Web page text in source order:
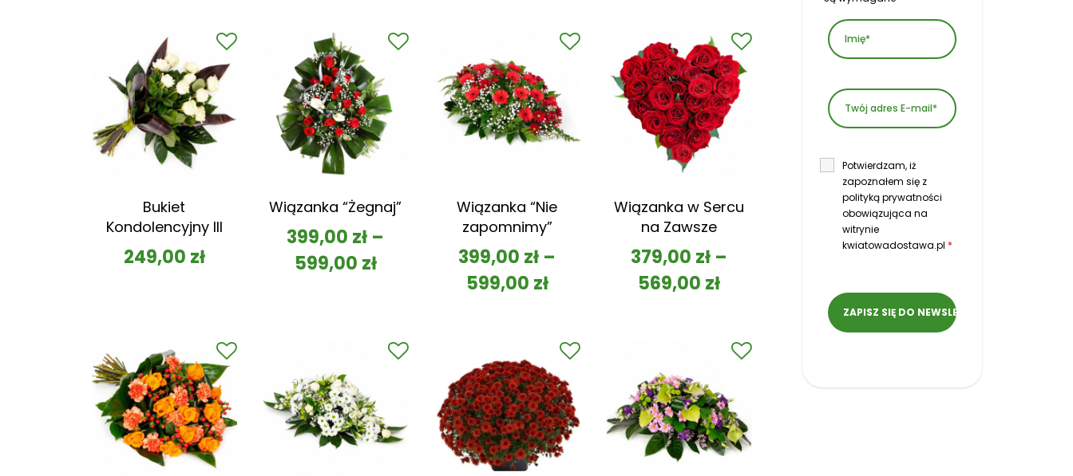
Bukiet
Kondolencyjny III
249,00 zł
Wiązanka “Żegnaj”
399,00 zł –
599,00 zł
Wiązanka “Nie
zapomnimy”
399,00 zł –
599,00 zł
Wiązanka w Sercu
na Zawsze
379,00 zł–
569,00 zł
Potwierdzam, iż
zapoznałem się z
polityką prywatności
obowiązująca na
witrynie
kwiatowadostawa.pl *